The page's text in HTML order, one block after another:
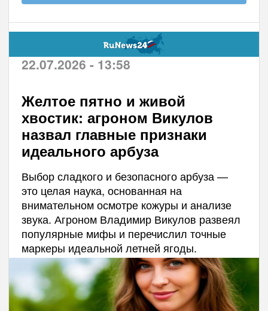
22.07.2026 - 13:58
Желтое пятно и живой
хвостик: агроном Викулов
назвал главные признаки
идеального арбуза
Выбор сладкого и безопасного арбуза —
это целая наука, основанная на
внимательном осмотре кожуры и анализе
звука. Агроном Владимир Викулов развеял
популярные мифы и перечислил точные
маркеры идеальной летней ягоды.